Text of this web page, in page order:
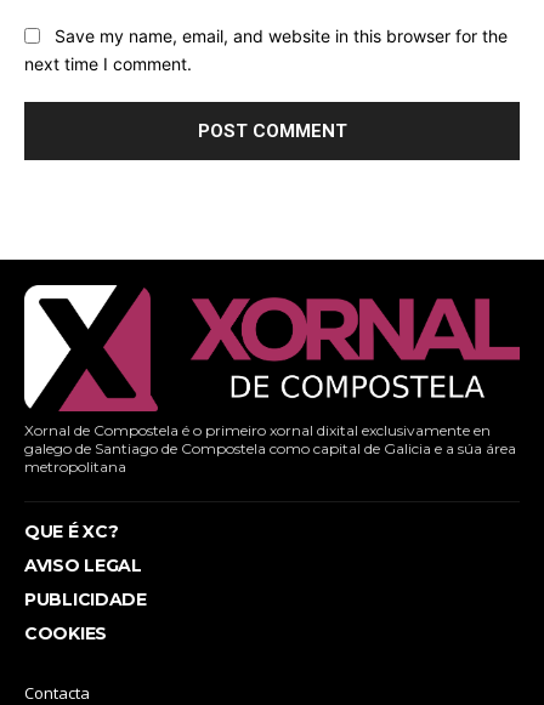
Save my name, email, and website in this browser for the
next time I comment.
Xornal de Compostela é o primeiro xornal dixital exclusivamente en
galego de Santiago de Compostela como capital de Galicia e a súa área
metropolitana
QUE É XC?
AVISO LEGAL
PUBLICIDADE
COOKIES
Contacta